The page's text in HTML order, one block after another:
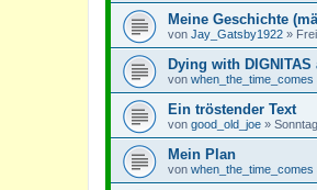
Meine Geschichte
von Jay_Gatsby1922 »
Dying with
von when_the_time_comes
Ein tröstender Text
von good_old_joe »
Mein Plan
von when_the_time_comes